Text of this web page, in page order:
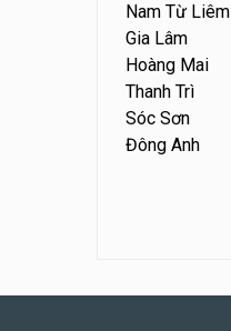
Nam Từ Liêm
Gia Lâm
Hoàng Mai
Thanh Trì
Sóc Sơn
Đông Anh